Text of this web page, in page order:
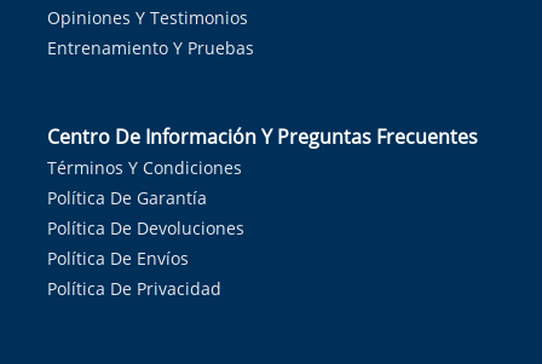
Opiniones Y Testimonios
Entrenamiento Y Pruebas
Centro De Información Y Preguntas Frecuentes
Términos Y Condiciones
Política De Garantía
Política De Devoluciones
Política De Envíos
Política De Privacidad